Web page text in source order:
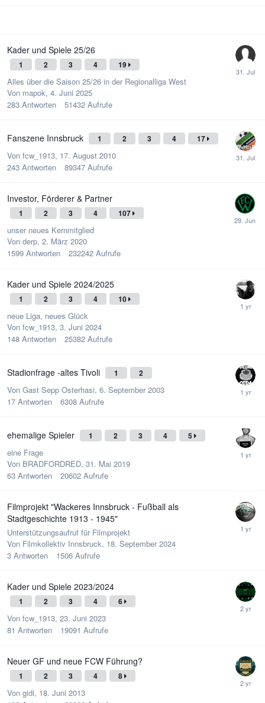
Kader und Spiele 25/26
1 2 3 4 19
Alles über die Saison 25/26 in der Regionalliga West
Von mapok, 4. Juni 2025
283 Antworten 51432 Aufrufe
Fanszene Innsbruck 1 2 3 4 17
Von fcw_1913, 17. August 2010
243 Antworten 89347 Aufrufe
Investor, Förderer & Partner
1 2 3 4 107
unser neues Kernmitglied
Von derp, 2. März 2020
1599 Antworten 232242 Aufrufe
Kader und Spiele 2024/2025
1 2 3 4 10
neue Liga, neues Glück
Von fcw_1913, 3. Juni 2024
148 Antworten 25382 Aufrufe
Stadionfrage -altes Tivoli 1 2
Von Gast Sepp Osterhasi, 6. September 2003
17 Antworten 6308 Aufrufe
ehemalige Spieler 1 2 3 4 5
eine Frage
Von BRADFORDRED, 31. Mai 2019
63 Antworten 20602 Aufrufe
Filmprojekt "Wackeres Innsbruck - Fußball als
Stadtgeschichte 1913 - 1945"
Unterstützungsaufruf für Filmprojekt
Von Filmkollektiv Innsbruck, 18. September 2024
3 Antworten 1506 Aufrufe
Kader und Spiele 2023/2024
1 2 3 4 6
Von fcw_1913, 23. Juni 2023
81 Antworten 19091 Aufrufe
Neuer GF und neue FCW Führung?
1 2 3 4 8
Von gidi, 18. Juni 2013